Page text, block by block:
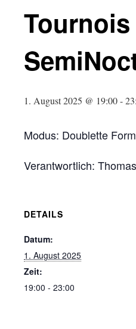
1. August 2025 @ 19:00-
Modus: Doublette
Verantwortlich:
DETAILS
Datum:
1. August 2025
Zeit:
19:00 - 23:00